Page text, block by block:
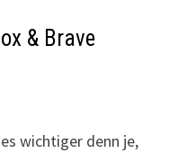
& Brave
wichtiger denn je,